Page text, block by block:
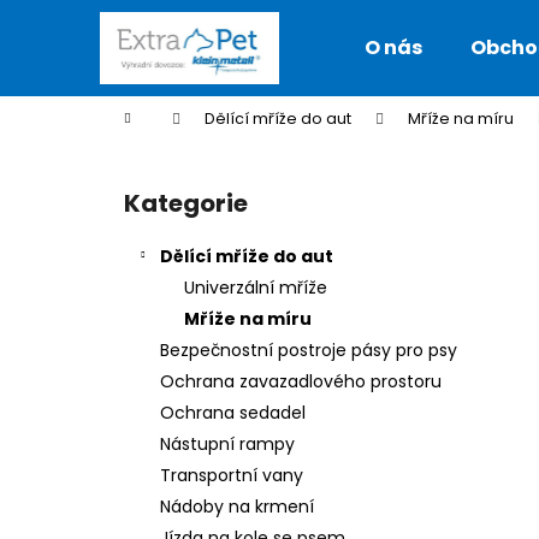
O nás
Domů Dělící mříže do aut Mříže na míru
Přeskočit
kategorie
Kategorie
Dělící mříže do aut
Univerzální mříže
Mříže na míru
Bezpečnostní postroje pásy pro psy
Ochrana zavazadlového prostoru
Ochrana sedadel
Nástupní rampy
Transportní vany
Nádoby na krmení
í
Zpět
do
Zpět
do
KLEINMETALL ROADMASTER DELUXE